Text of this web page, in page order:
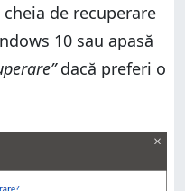
de recuperare
10 sau apasă
dacă preferi o